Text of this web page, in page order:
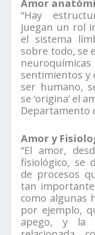
Amor
“Hay
juegan un rol
el sistema
sobre todo, se
sentimientos y
ser humano,
se ‘origina’ el
Departamento
Amor y
“El amor,
fisiológico, se
de procesos
tan
como algunas
por ejemplo,
apego, y la